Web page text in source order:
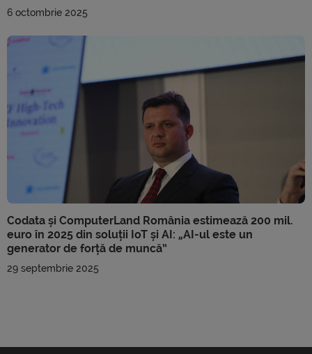
6 octombrie 2025
Codata și ComputerLand România estimează 200 mil.
euro în 2025 din soluții IoT și AI: „AI-ul este un
generator de forță de muncă”
29 septembrie 2025